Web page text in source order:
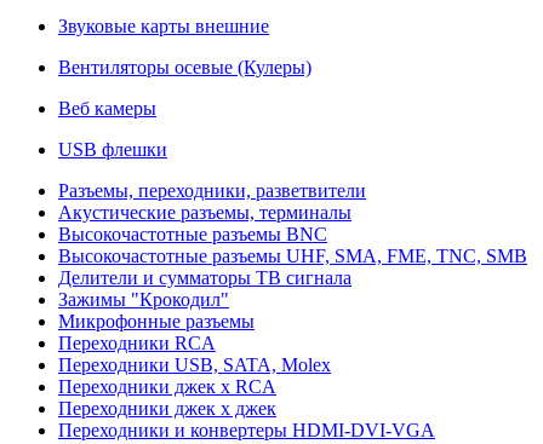
Звуковые карты внешние
Вентиляторы осевые (Кулеры)
Веб камеры
USB флешки
Разъемы, переходники, разветвители
Акустические разъемы, терминалы
Высокочастотные разъемы BNC
Высокочастотные разъемы UHF, SMA, FME, TNC, SMB
Делители и сумматоры ТВ сигнала
Зажимы "Крокодил"
Микрофонные разъемы
Переходники RCA
Переходники USB, SATA, Molex
Переходники джек х RCA
Переходники джек х джек
Переходники и конвертеры HDMI-DVI-VGA